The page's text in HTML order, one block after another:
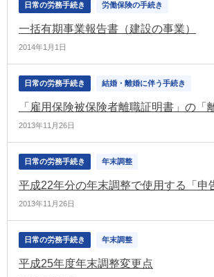
日常の労務手続き 労働保険の手続き
一括有期事業報告書（建設の事業）
2014年1月1日
日常の労務手続き 結婚・離婚に伴う手続き
2013年11月26日
日常の労務手続き 年末調整
平成22年分の年末調整で使用する「申
2013年11月26日
日常の労務手続き 年末調整
平成25年度年末調整変更点